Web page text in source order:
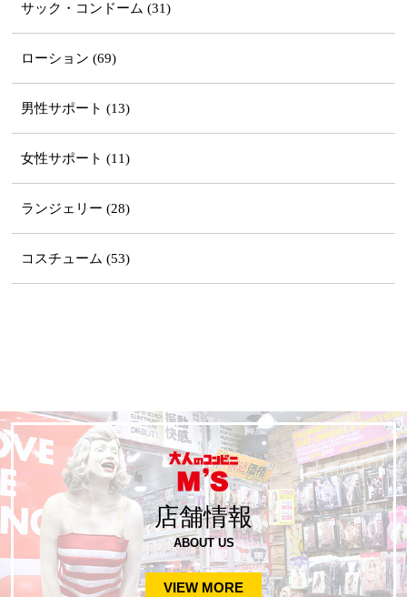
サック・コンドーム (31)
ローション (69)
男性サポート (13)
女性サポート (11)
ランジェリー (28)
コスチューム (53)
店舗情報
ABOUT US
VIEW MORE